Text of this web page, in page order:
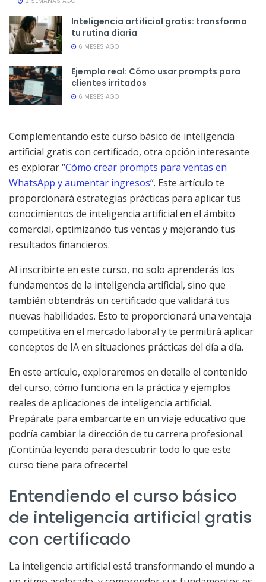
Inteligencia artificial gratis: transforma
tu rutina diaria
6 MESES AGO
Ejemplo real: Cómo usar prompts para
clientes irritados
6 MESES AGO
Complementando este curso básico de inteligencia
artificial gratis con certificado, otra opción interesante
es explorar “Cómo crear prompts para ventas en
WhatsApp y aumentar ingresos“. Este artículo te
proporcionará estrategias prácticas para aplicar tus
conocimientos de inteligencia artificial en el ámbito
comercial, optimizando tus ventas y mejorando tus
resultados financieros.
Al inscribirte en este curso, no solo aprenderás los
fundamentos de la inteligencia artificial, sino que
también obtendrás un certificado que validará tus
nuevas habilidades. Esto te proporcionará una ventaja
competitiva en el mercado laboral y te permitirá aplicar
conceptos de IA en situaciones prácticas del día a día.
En este artículo, exploraremos en detalle el contenido
del curso, cómo funciona en la práctica y ejemplos
reales de aplicaciones de inteligencia artificial.
Prepárate para embarcarte en un viaje educativo que
podría cambiar la dirección de tu carrera profesional.
¡Continúa leyendo para descubrir todo lo que este
curso tiene para ofrecerte!
Entendiendo el curso básico
de inteligencia artificial gratis
con certificado
La inteligencia artificial está transformando el mundo a